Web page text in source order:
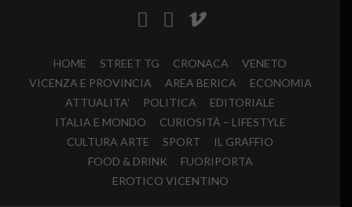
HOME STREET TG CRONACA
VENETO
VICENZA E PROVINCIA
AREA BERICA
ECONOMIA
ATTUALITA’
POLITICA
EDITORIALE
ITALIA E MONDO
CURIOSITÀ – LIFESTYLE
CULTURA ARTE
SPORT
IL GRAFFIO
FOOD & DRINK
FUORIPORTA
EROTICO VICENTINO